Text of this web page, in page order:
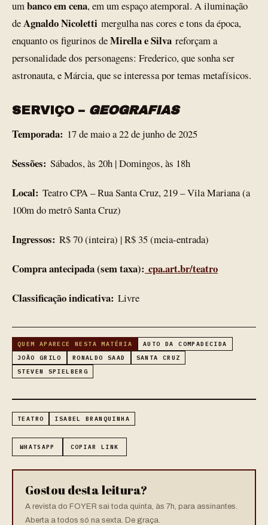
umbanco em cena, em um espaço atemporal. A iluminação
deAgnaldo Nicoletti mergulha nas cores e tons da época,
enquanto os figurinos deMirella e Silva reforçam a
personalidade dos personagens: Frederico, que sonha ser
astronauta, e Márcia, que se interessa por temas metafísicos.
SERVIÇO – GEOGRAFIAS
Temporada: 17 de maio a 22 de junho de 2025
Sessões: Sábados, às 20h | Domingos, às 18h
Local: Teatro CPA – Rua Santa Cruz, 219 – Vila Mariana (a
100m do metrô Santa Cruz)
Ingressos: R$ 70 (inteira) | R$ 35 (meia-entrada)
Compra antecipada (sem taxa): cpa.art.br/teatro
Classificação indicativa: Livre
QUEM APARECE NESTA MATÉRIA
AUTO DA COMPADECIDA
JOÃO GRILO
RONALDO SAAD
SANTA CRUZ
STEVEN SPIELBERG
TEATRO ISABEL BRANQUINHA
WHATSAPP COPIAR LINK
Gostou desta leitura?
A revista do FOYER sai toda quinta, às 7h, para assinantes.
Aberta a todos só na sexta. De graça.